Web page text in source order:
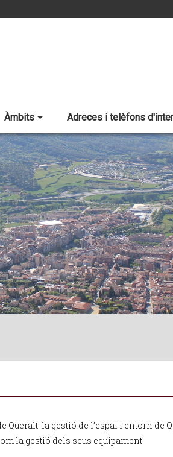
Àmbits Adreces i telèfons
Queralt: la gestió de l’espai i entorn de
la gestió dels seus equipament.